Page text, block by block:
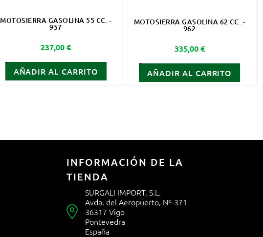
MOTOSIERRA GASOLINA 55 CC. -
957
Precio
237,00 €
AÑADIR AL CARRITO
MOTOSIERRA GASOLINA 62 CC. -
962
Precio
335,00 €
AÑADIR AL CARRITO
INFORMACIÓN DE LA
TIENDA

SURGALI IMPORT, S.L.
Avda. del Aeropuerto, Nº-371
36317 Vigo
Pontevedra
España